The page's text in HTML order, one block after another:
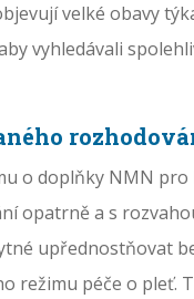
velké obavy
vyhledávali
o doplňky NMN
opatrně a s
upřednostňovat
režimu péče o pleť.